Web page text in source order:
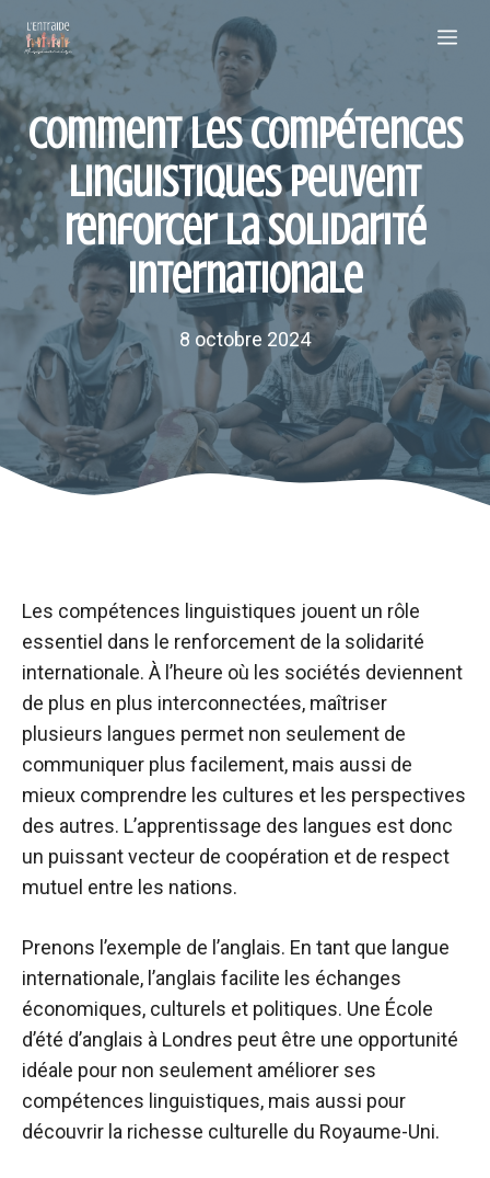
au
contenu
Comment les compétences
linguistiques peuvent
renforcer la solidarité
internationale
8 octobre 2024
Les compétences linguistiques jouent un rôle
essentiel dans le renforcement de la solidarité
internationale. À l’heure où les sociétés deviennent
de plus en plus interconnectées, maîtriser
plusieurs langues permet non seulement de
communiquer plus facilement, mais aussi de
mieux comprendre les cultures et les perspectives
des autres. L’apprentissage des langues est donc
un puissant vecteur de coopération et de respect
mutuel entre les nations.
Prenons l’exemple de l’anglais. En tant que langue
internationale, l’anglais facilite les échanges
économiques, culturels et politiques. Une École
d’été d’anglais à Londres peut être une opportunité
idéale pour non seulement améliorer ses
compétences linguistiques, mais aussi pour
découvrir la richesse culturelle du Royaume-Uni.